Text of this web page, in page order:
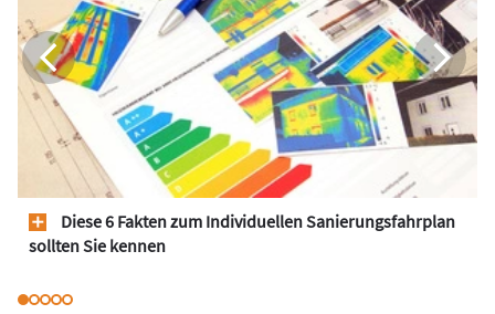
Diese 6 Fakten zum Individuellen Sanierungsfahrplan
sollten Sie kennen